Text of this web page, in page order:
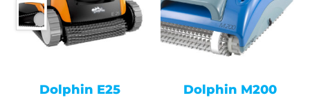
Dolphin E25
Dolphin M200